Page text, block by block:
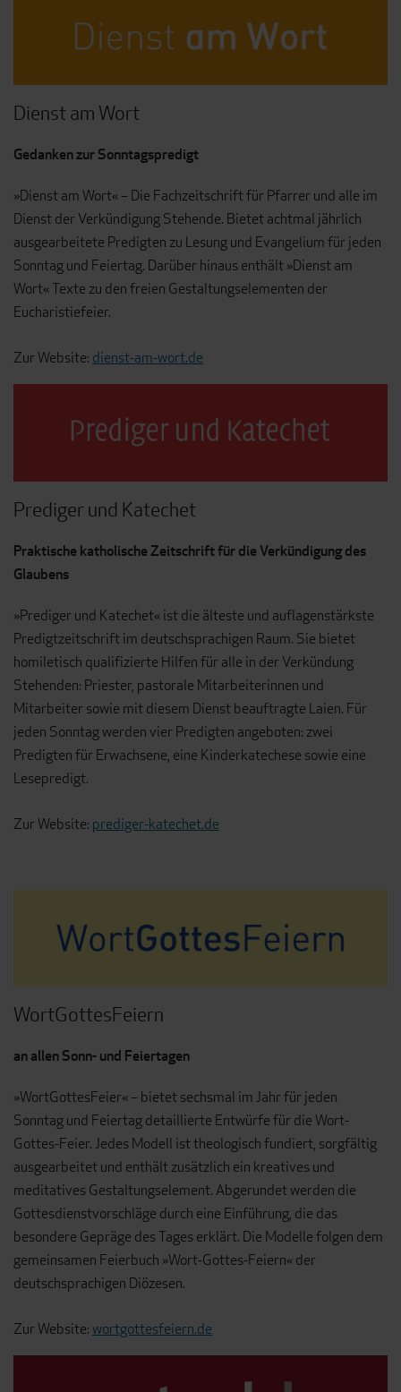
Dienst am Wort
Gedanken zur Sonntagspredigt
»Dienst am Wort« – Die Fachzeitschrift für Pfarrer und alle im
Dienst der Verkündigung Stehende. Bietet achtmal jährlich
ausgearbeitete Predigten zu Lesung und Evangelium für jeden
Sonntag und Feiertag. Darüber hinaus enthält »Dienst am
Wort« Texte zu den freien Gestaltungselementen der
Eucharistiefeier.
Zur Website: dienst-am-wort.de
Prediger und Katechet
Praktische katholische Zeitschrift für die Verkündigung des
Glaubens
»Prediger und Katechet« ist die älteste und auflagenstärkste
Predigtzeitschrift im deutschsprachigen Raum. Sie bietet
homiletisch qualifizierte Hilfen für alle in der Verkündung
Stehenden: Priester, pastorale Mitarbeiterinnen und
Mitarbeiter sowie mit diesem Dienst beauftragte Laien. Für
jeden Sonntag werden vier Predigten angeboten: zwei
Predigten für Erwachsene, eine Kinderkatechese sowie eine
Lesepredigt.
Zur Website: prediger-katechet.de
WortGottesFeiern
an allen Sonn- und Feiertagen
»WortGottesFeier« – bietet sechsmal im Jahr für jeden
Sonntag und Feiertag detaillierte Entwürfe für die Wort-
Gottes-Feier. Jedes Modell ist theologisch fundiert, sorgfältig
ausgearbeitet und enthält zusätzlich ein kreatives und
meditatives Gestaltungselement. Abgerundet werden die
Gottesdienstvorschläge durch eine Einführung, die das
besondere Gepräge des Tages erklärt. Die Modelle folgen dem
gemeinsamen Feierbuch »Wort-Gottes-Feiern« der
deutschsprachigen Diözesen.
Zur Website:wortgottesfeiern.de